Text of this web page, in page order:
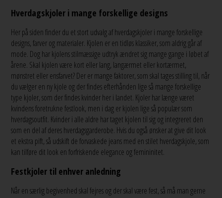
Hverdagskjoler i mange forskellige designs
Her på siden finder du et stort udvalg af hverdagskjoler i mange forskellige
designs, farver og materialer. Kjolen er en tidløs klassiker, som aldrig går af
mode. Dog har kjolens stilmæssige udtryk ændret sig mange gange i løbet af
årene. Skal kjolen være kort eller lang, langærmet eller kortærmet,
mønstret eller ensfarvet? Der er mange faktorer, som skal tages stilling til, når
du vælger en ny kjole og der findes efterhånden lige så mange forskellige
type kjoler, som der findes kvinder her i landet. Kjoler har længe været
kvindens foretrukne festlook, men i dag er kjolen lige så populær som
hverdagsoutfit. Kvinder i alle aldre har taget kjolen til sig og integreret den
som en del af deres hverdagsgarderobe. Hvis du også ønsker at give dit look
et ekstra pift, så udskift de forvaskede jeans med en stilet hverdagskjole, som
kan tilføre dit look en forfriskende elegance og femininitet.
Festkjoler til enhver anledning
Når en særlig begivenhed skal fejres og der skal være fest, så må man gerne